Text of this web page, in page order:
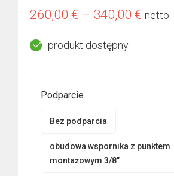
260,00 € – 340,00 € Zakres
netto
produkt dostępny
Podparcie
Bez podparcia
obudowa wspornika z punktem
montażowym 3/8”